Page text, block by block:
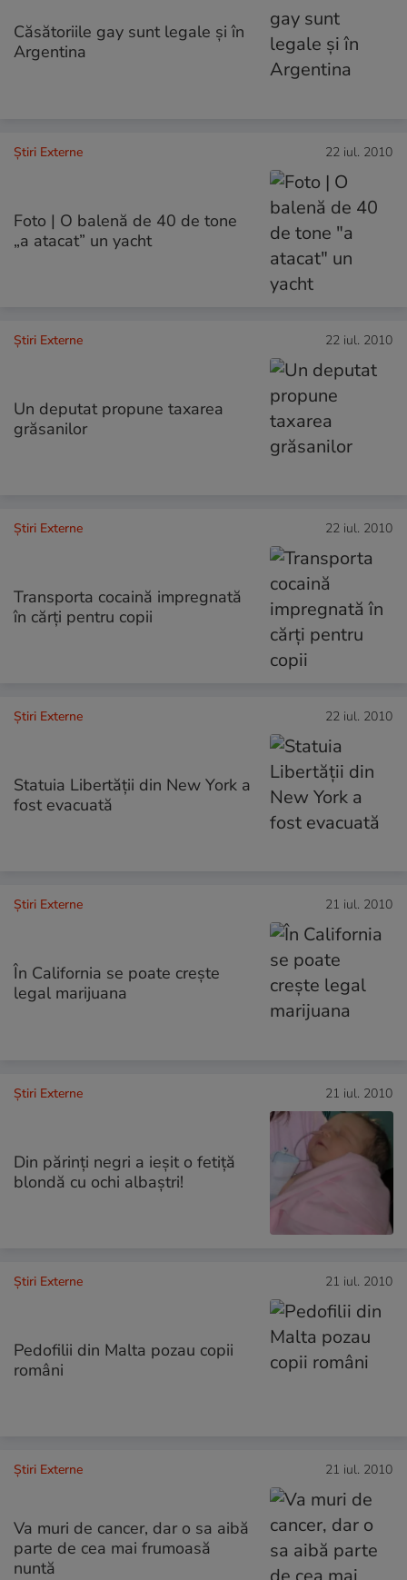
Căsătoriile gay sunt legale şi în
Argentina
Știri Externe 22 iul. 2010
Foto | O balenă de 40 de tone
„a atacat” un yacht
Știri Externe 22 iul. 2010
Un deputat propune taxarea
grăsanilor
Știri Externe 22 iul. 2010
Transporta cocaină impregnată
în cărţi pentru copii
Știri Externe 22 iul. 2010
Statuia Libertăţii din New York a
fost evacuată
Știri Externe 21 iul. 2010
În California se poate creşte
legal marijuana
Știri Externe 21 iul. 2010
Din părinţi negri a ieşit o fetiţă
blondă cu ochi albaştri!
Știri Externe 21 iul. 2010
Pedofilii din Malta pozau copii
români
Știri Externe 21 iul. 2010
Va muri de cancer, dar o sa aibă
parte de cea mai frumoasă
nuntă